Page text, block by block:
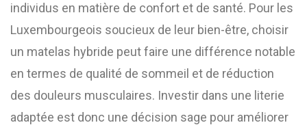
individus en matière de confort et de santé. Pour les
Luxembourgeois soucieux de leur bien-être, choisir
un matelas hybride peut faire une différence notable
en termes de qualité de sommeil et de réduction
des douleurs musculaires. Investir dans une literie
adaptée est donc une décision sage pour améliorer